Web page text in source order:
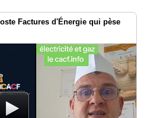
Factures d'Énergie qui pèse